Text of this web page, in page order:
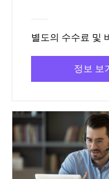
별도의 수수료 및
정보 보기